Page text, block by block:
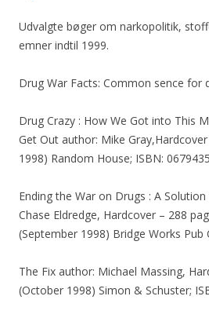
Udvalgte bøger om narkopolitik,
emner indtil 1999.
Drug War Facts: Common sence for
Drug Crazy : How We Got into This
Get Out author: Mike Gray,Hardcover
1998) Random House; ISBN:
Ending the War on Drugs : A
Chase Eldredge, Hardcover – 288
(September 1998) Bridge Works Pub
The Fix author: Michael Massing,
(October 1998) Simon & Schuster;